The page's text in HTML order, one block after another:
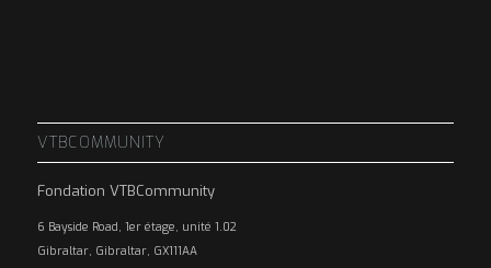
VTBCOMMUNITY
Fondation VTBCommunity
6 Bayside Road, 1er étage, unité 1.02
Gibraltar, Gibraltar, GX111AA